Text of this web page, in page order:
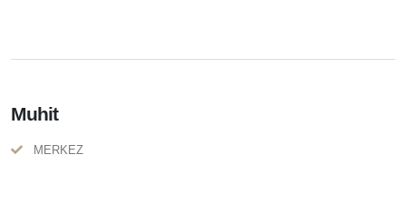
Muhit
MERKEZ